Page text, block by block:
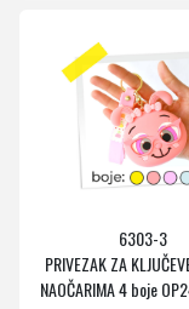
6303-3
PRIVEZAK ZA
NAOČARIMA 4 boje